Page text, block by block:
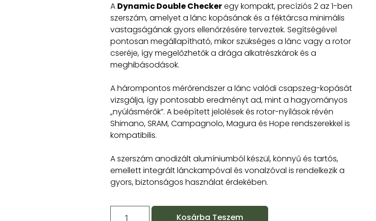
A Dynamic Double Checkeregy kompakt, precíziós 2 az 1-ben
szerszám, amelyet a lánc kopásának és a féktárcsa minimális
vastagságának gyors ellenőrzésére terveztek. Segítségével
pontosan megállapítható, mikor szükséges a lánc vagy a rotor
cseréje, így megelőzhetők a drága alkatrészkárok és a
meghibásodások.
A hárompontos mérőrendszer a lánc valódi csapszeg-kopását
vizsgálja, így pontosabb eredményt ad, mint a hagyományos
„nyúlásmérők”. A beépített jelölések és rotor-nyílások révén
Shimano, SRAM, Campagnolo, Magura és Hope rendszerekkel is
kompatibilis.
A szerszám anodizált alumíniumból készül, könnyű és tartós,
emellett integrált lánckampóval és vonalzóval is rendelkezik a
gyors, biztonságos használat érdekében.
Kosárba Teszem